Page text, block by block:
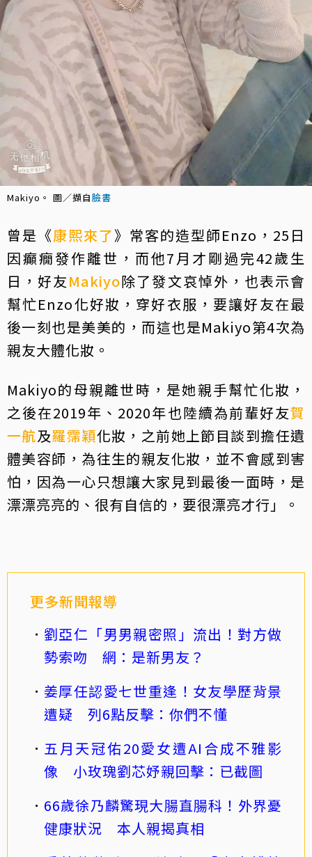
Makiyo。 圖／擷自臉書
曾是《康熙來了》常客的造型師Enzo，25日
因癲癇發作離世，而他7月才剛過完42歲生
日，好友Makiyo除了發文哀悼外，也表示會
幫忙Enzo化好妝，穿好衣服，要讓好友在最
後一刻也是美美的，而這也是Makiyo第4次為
親友大體化妝。
Makiyo的母親離世時，是她親手幫忙化妝，
之後在2019年、2020年也陸續為前輩好友賀
一航及羅霈穎化妝，之前她上節目談到擔任遺
體美容師，為往生的親友化妝，並不會感到害
怕，因為一心只想讓大家見到最後一面時，是
漂漂亮亮的、很有自信的，要很漂亮才行」。
更多新聞報導
劉亞仁「男男親密照」流出！對方做
勢索吻 網：是新男友？
姜厚任認愛七世重逢！女友學歷背景
遭疑 列6點反擊：你們不懂
五月天冠佑20愛女遭AI合成不雅影
像 小玫瑰劉芯妤親回擊：已截圖
66歲徐乃麟驚現大腸直腸科！外界憂
健康狀況 本人親揭真相